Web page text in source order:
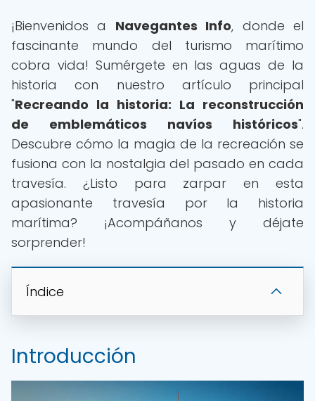
¡Bienvenidos a Navegantes Info, donde el
fascinante mundo del turismo marítimo
cobra vida! Sumérgete en las aguas de la
historia con nuestro artículo principal
"Recreando la historia: La reconstrucción
de emblemáticos navíos históricos".
Descubre cómo la magia de la recreación se
fusiona con la nostalgia del pasado en cada
travesía. ¿Listo para zarpar en esta
apasionante travesía por la historia
marítima? ¡Acompáñanos y déjate
sorprender!
Índice
Introducción